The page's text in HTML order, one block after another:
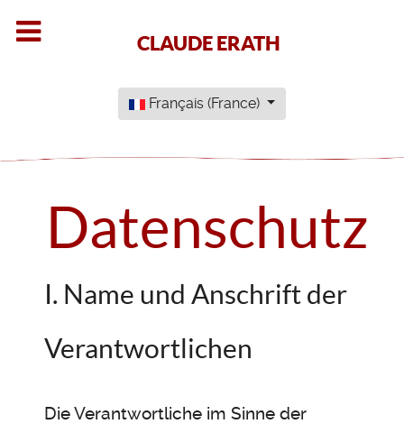
CLAUDE ERATH
Sélectionnez votre langueFrançais (France)
Datenschutz
I. Name und Anschrift der
Verantwortlichen
Die Verantwortliche im Sinne der